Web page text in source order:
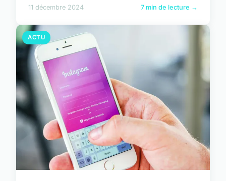
11 décembre 2024 7 min de lecture →
ACTU